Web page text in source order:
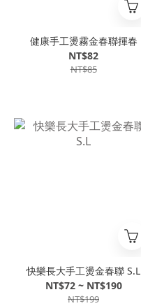
健康手工燙霧金春聯揮春
NT$82
NT$85
快樂長大手工燙金春聯 S.L
NT$72 ~ NT$190
NT$199